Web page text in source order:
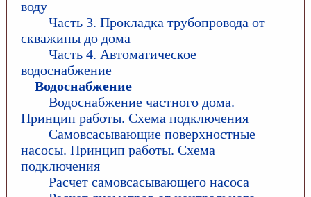
воду
Часть 3. Прокладка трубопровода от
скважины до дома
Часть 4. Автоматическое
водоснабжение
Водоснабжение
Водоснабжение частного дома.
Принцип работы. Схема подключения
Самовсасывающие поверхностные
насосы. Принцип работы. Схема
подключения
Расчет самовсасывающего насоса